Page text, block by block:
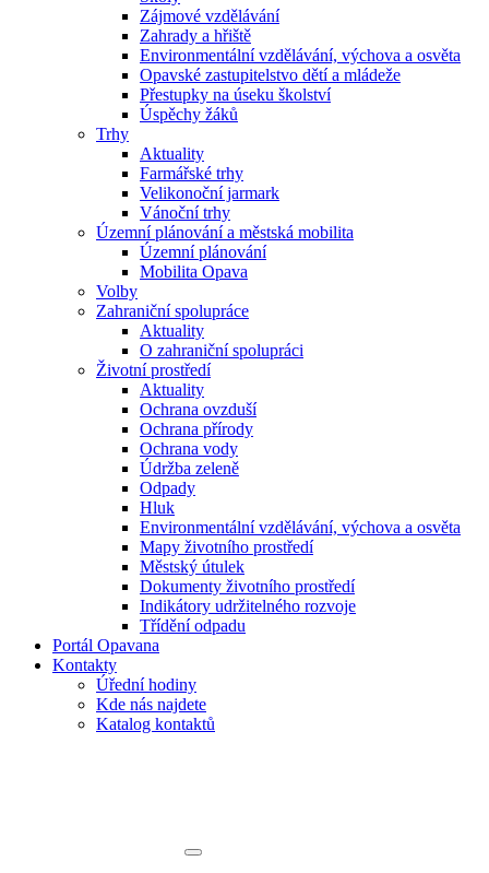
Zájmové vzdělávání
Zahrady a hřiště
Environmentální vzdělávání, výchova a osvěta
Opavské zastupitelstvo dětí a mládeže
Přestupky na úseku školství
Úspěchy žáků
Trhy
Aktuality
Farmářské trhy
Velikonoční jarmark
Vánoční trhy
Územní plánování a městská mobilita
Územní plánování
Mobilita Opava
Volby
Zahraniční spolupráce
Aktuality
O zahraniční spolupráci
Životní prostředí
Aktuality
Ochrana ovzduší
Ochrana přírody
Ochrana vody
Údržba zeleně
Odpady
Hluk
Environmentální vzdělávání, výchova a osvěta
Mapy životního prostředí
Městský útulek
Dokumenty životního prostředí
Indikátory udržitelného rozvoje
Třídění odpadu
Portál Opavana
Kontakty
Úřední hodiny
Kde nás najdete
Katalog kontaktů